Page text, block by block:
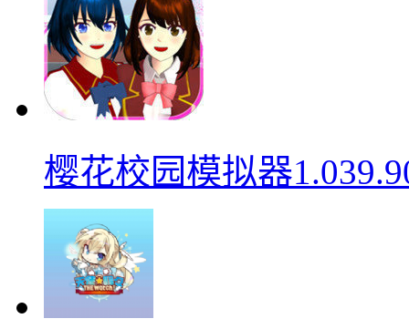
樱花校园模拟器